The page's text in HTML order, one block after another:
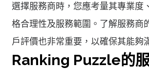
選擇服務商時，您應考量其專業度
格合理性及服務範圍。了解服務商
戶評價也非常重要，以確保其能夠
Ranking Puzzle的